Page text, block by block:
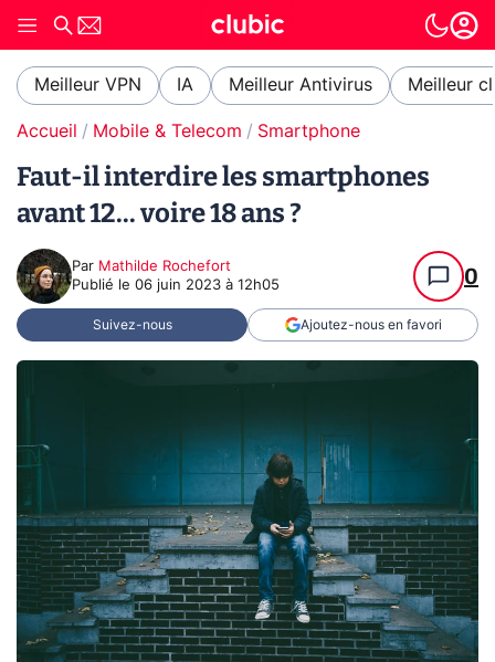
Meilleur VPN IA Meilleur Antivirus Meilleur
Accueil Mobile & Telecom Smartphone
Faut-il interdire les smartphones
avant 12... voire 18 ans ?
Par Mathilde Rochefort
Publié le 06 juin 2023 à 12h05 0
Suivez-nous Ajoutez-nous en favori